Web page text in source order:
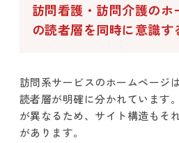
訪問看護・訪問介護のホ
の読者層を同時に意識す
訪問系サービスのホームページ
読者層が明確に分かれています
が異なるため、サイト構造もそ
があります。